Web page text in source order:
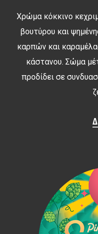
Χρώμα κόκκινο
βουτύρου και
καρπών και
κάστανου. Σώμα
προδίδει σε